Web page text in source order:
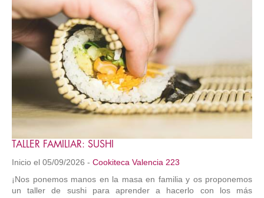
TALLER FAMILIAR: SUSHI
Inicio el 05/09/2026 - Cookiteca Valencia 223
¡Nos ponemos manos en la masa en familia y os proponemos
un taller de sushi para aprender a hacerlo con los más